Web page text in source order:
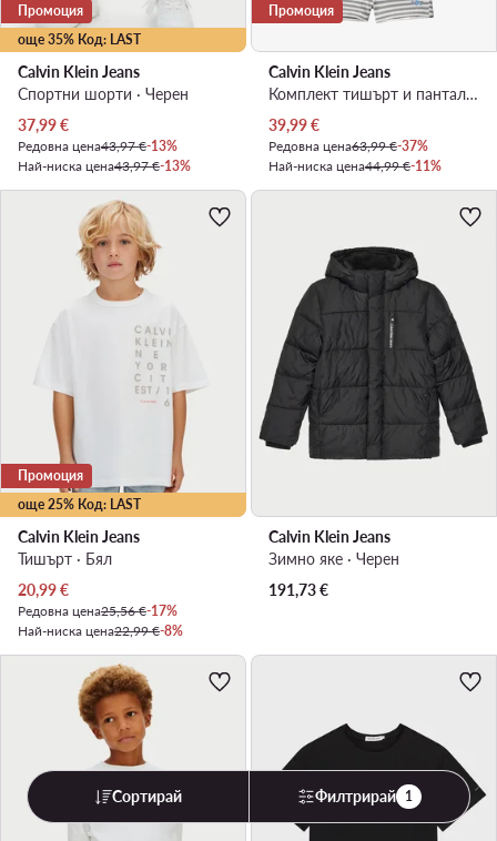
още 35% Код: LAST
Промоция
Calvin Klein Jeans
Спортни шорти · Черен
Актуална цена
37,99€
Редовна цена43,97 €-13%
Най-ниска цена43,97 €-13%
Промоция
Calvin Klein Jeans
Комплект тишърт и панталонки · Сив
Актуална цена
39,99€
Редовна цена63,99 €-37%
Най-ниска цена44,99 €-11%
още 25% Код: LAST
Промоция
Calvin Klein Jeans
Тишърт · Бял
Актуална цена
20,99€
Редовна цена25,56 €-17%
Най-ниска цена22,99 €-8%
Calvin Klein Jeans
Зимно яке · Черен
191,73€
Сортирай Филтрирай 1